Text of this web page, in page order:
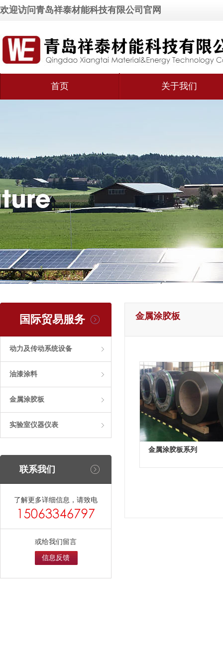
欢迎访问青岛祥泰材能科技有限公司官网
首页 关于我们
国际贸易服务
动力及传动系统设备
油漆涂料
金属涂胶板
实验室仪器仪表
联系我们
了解更多详细信息，请致电
或给我们留言
信息反馈
金属涂胶板
金属涂胶板系列